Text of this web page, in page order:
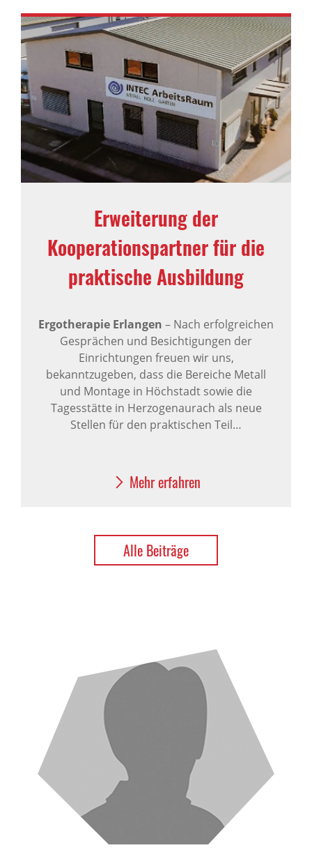
Erweiterung der
Kooperationspartner für die
praktische Ausbildung
Ergotherapie Erlangen – Nach erfolgreichen
Gesprächen und Besichtigungen der
Einrichtungen freuen wir uns,
bekanntzugeben, dass die Bereiche Metall
und Montage in Höchstadt sowie die
Tagesstätte in Herzogenaurach als neue
Stellen für den praktischen Teil…
Mehr erfahren
Alle Beiträge